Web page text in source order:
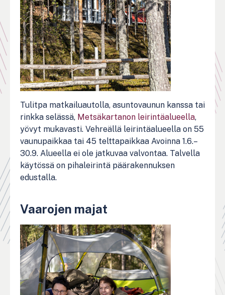
Tulitpa matkailuautolla, asuntovaunun kanssa tai
rinkka selässä, Metsäkartanon leirintäalueella,
yövyt mukavasti. Vehreällä leirintäalueella on 55
vaunupaikkaa tai 45 telttapaikkaa Avoinna 1.6.–
30.9. Alueella ei ole jatkuvaa valvontaa. Talvella
käytössä on pihaleirintä päärakennuksen
edustalla.
Vaarojen majat